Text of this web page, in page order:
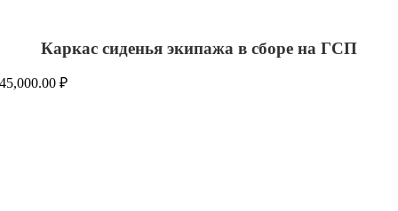
Каркас сиденья экипажа в сборе на ГСП
45,000.00₽